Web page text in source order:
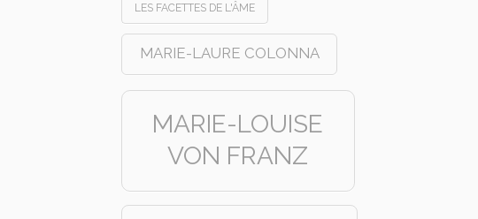
LES FACETTES DE L'ÂME
MARIE-LAURE COLONNA
MARIE-LOUISE
VON FRANZ